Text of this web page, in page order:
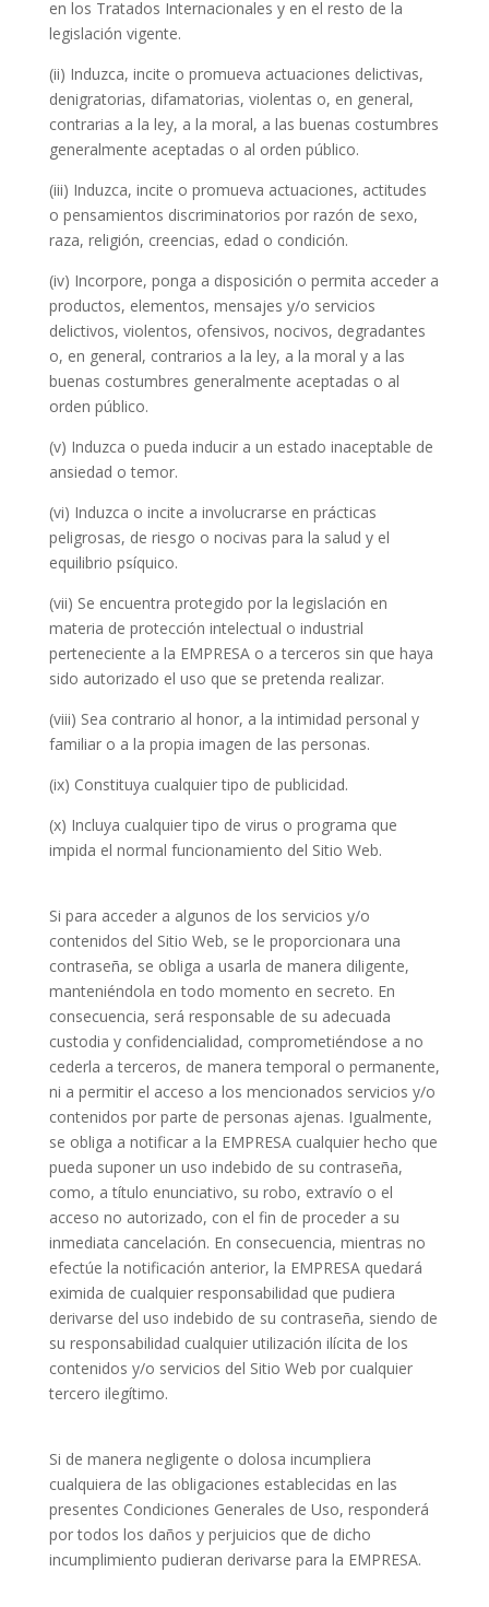
en los Tratados Internacionales y en el resto de la
legislación vigente.
(ii) Induzca, incite o promueva actuaciones delictivas,
denigratorias, difamatorias, violentas o, en general,
contrarias a la ley, a la moral, a las buenas costumbres
generalmente aceptadas o al orden público.
(iii) Induzca, incite o promueva actuaciones, actitudes
o pensamientos discriminatorios por razón de sexo,
raza, religión, creencias, edad o condición.
(iv) Incorpore, ponga a disposición o permita acceder a
productos, elementos, mensajes y/o servicios
delictivos, violentos, ofensivos, nocivos, degradantes
o, en general, contrarios a la ley, a la moral y a las
buenas costumbres generalmente aceptadas o al
orden público.
(v) Induzca o pueda inducir a un estado inaceptable de
ansiedad o temor.
(vi) Induzca o incite a involucrarse en prácticas
peligrosas, de riesgo o nocivas para la salud y el
equilibrio psíquico.
(vii) Se encuentra protegido por la legislación en
materia de protección intelectual o industrial
perteneciente a la EMPRESA o a terceros sin que haya
sido autorizado el uso que se pretenda realizar.
(viii) Sea contrario al honor, a la intimidad personal y
familiar o a la propia imagen de las personas.
(ix) Constituya cualquier tipo de publicidad.
(x) Incluya cualquier tipo de virus o programa que
impida el normal funcionamiento del Sitio Web.
Si para acceder a algunos de los servicios y/o
contenidos del Sitio Web, se le proporcionara una
contraseña, se obliga a usarla de manera diligente,
manteniéndola en todo momento en secreto. En
consecuencia, será responsable de su adecuada
custodia y confidencialidad, comprometiéndose a no
cederla a terceros, de manera temporal o permanente,
ni a permitir el acceso a los mencionados servicios y/o
contenidos por parte de personas ajenas. Igualmente,
se obliga a notificar a la EMPRESA cualquier hecho que
pueda suponer un uso indebido de su contraseña,
como, a título enunciativo, su robo, extravío o el
acceso no autorizado, con el fin de proceder a su
inmediata cancelación. En consecuencia, mientras no
efectúe la notificación anterior, la EMPRESA quedará
eximida de cualquier responsabilidad que pudiera
derivarse del uso indebido de su contraseña, siendo de
su responsabilidad cualquier utilización ilícita de los
contenidos y/o servicios del Sitio Web por cualquier
tercero ilegítimo.
Si de manera negligente o dolosa incumpliera
cualquiera de las obligaciones establecidas en las
presentes Condiciones Generales de Uso, responderá
por todos los daños y perjuicios que de dicho
incumplimiento pudieran derivarse para la EMPRESA.